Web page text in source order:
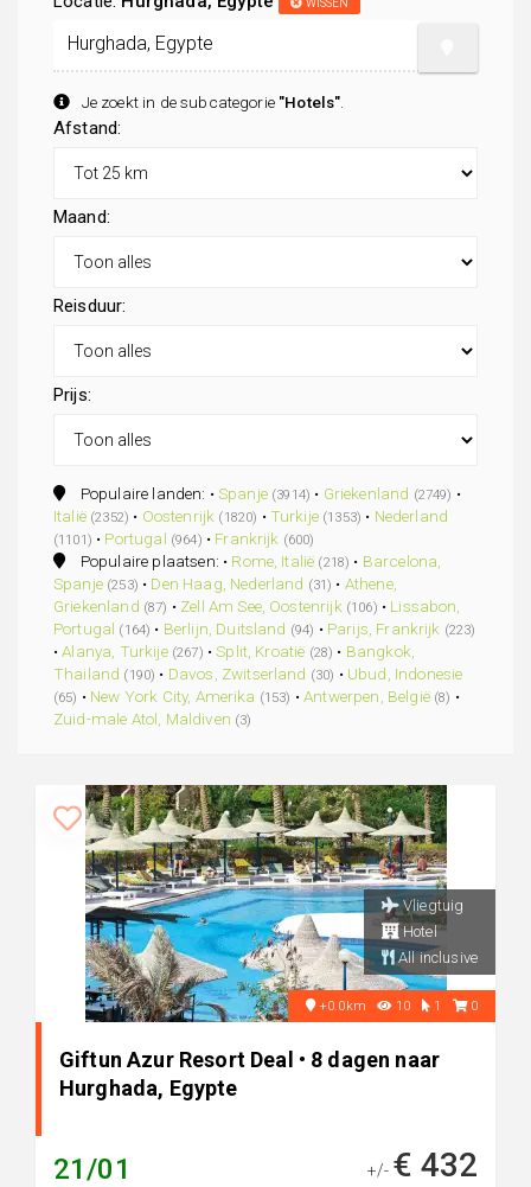
Je zoekt in de subcategorie "Hotels"
Afstand:
Maand:
Reisduur:
Prijs:
Populaire landen: •Spanje (3914) • Griekenland (2749) •
Italië (2352) • Oostenrijk (1820) • Turkije (1353) • Nederland
(1101) • Portugal (964) • Frankrijk (600)
Populaire plaatsen: • Rome, Italië (218) • Barcelona,
Spanje (253) • Den Haag, Nederland (31) • Athene,
Griekenland (87) • Zell Am See, Oostenrijk (106) • Lissabon,
Portugal (164) • Berlijn, Duitsland (94) • Parijs, Frankrijk (223)
•Alanya, Turkije (267) •Split, Kroatië (28) • Bangkok,
Thailand (190) • Davos, Zwitserland (30) • Ubud, Indonesie
(65) • New York City, Amerika (153) •Antwerpen, België (8) •
Zuid-male Atol, Maldiven (3)
Vliegtuig
Hotel
All inclusive
+0.0km 10 1 0
Giftun Azur Resort Deal • 8 dagen naar
Hurghada, Egypte
21/01 +/- € 432